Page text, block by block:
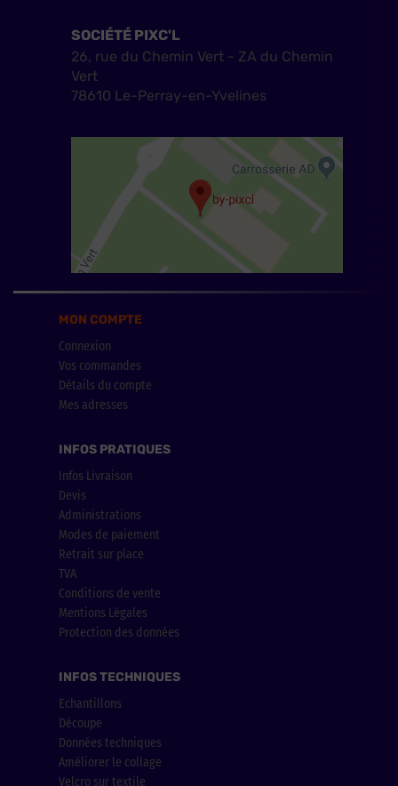
SOCIÉTÉ PIXC'L
26, rue du Chemin Vert - ZA du Chemin
Vert
78610 Le-Perray-en-Yvelines
MON COMPTE
Connexion
Vos commandes
Détails du compte
Mes adresses
INFOS PRATIQUES
Infos Livraison
Devis
Administrations
Modes de paiement
Retrait sur place
TVA
Conditions de vente
Mentions Légales
Protection des données
INFOS TECHNIQUES
Echantillons
Découpe
Données techniques
Améliorer le collage
Velcro sur textile